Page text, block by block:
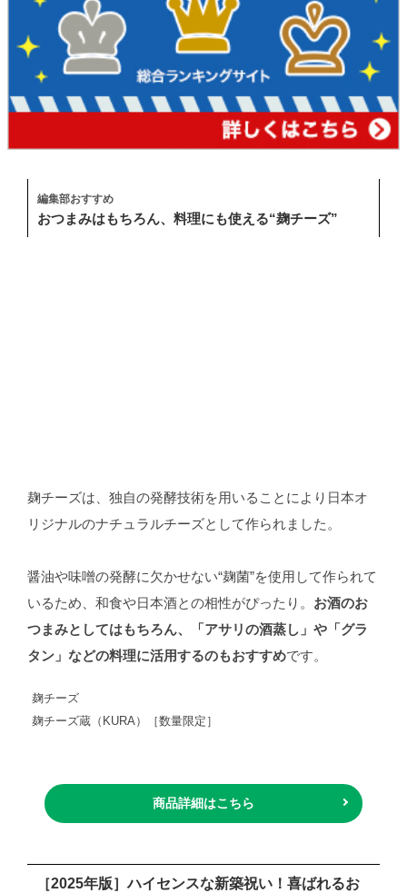
編集部おすすめ
おつまみはもちろん、料理にも使える“麹チーズ”
麹チーズは、独自の発酵技術を用いることにより日本オ
リジナルのナチュラルチーズとして作られました。
醤油や味噌の発酵に欠かせない“麹菌”を使用して作られて
いるため、和食や日本酒との相性がぴったり。 お酒のお
つまみとしてはもちろん、「アサリの酒蒸し」や「グラ
タン」などの料理に活用するのもおすすめです。
麹チーズ
麹チーズ蔵（KURA）［数量限定］
商品詳細はこちら
［2025年版］ハイセンスな新築祝い！喜ばれるお